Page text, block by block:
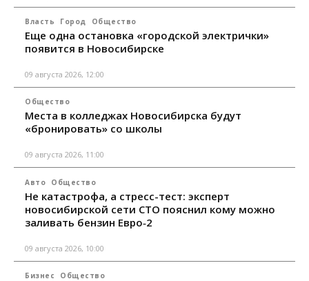
Власть Город Общество
Еще одна остановка «городской электрички»
появится в Новосибирске
09 августа 2026, 12:00
Общество
Места в колледжах Новосибирска будут
«бронировать» со школы
09 августа 2026, 11:00
Авто Общество
Не катастрофа, а стресс-тест: эксперт
новосибирской сети СТО пояснил кому можно
заливать бензин Евро‑2
09 августа 2026, 10:00
Бизнес Общество